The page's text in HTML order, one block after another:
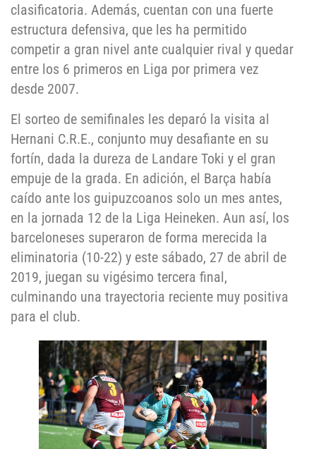
clasificatoria. Además, cuentan con una fuerte
estructura defensiva, que les ha permitido
competir a gran nivel ante cualquier rival y quedar
entre los 6 primeros en Liga por primera vez
desde 2007.
El sorteo de semifinales les deparó la visita al
Hernani C.R.E., conjunto muy desafiante en su
fortín, dada la dureza de Landare Toki y el gran
empuje de la grada. En adición, el Barça había
caído ante los guipuzcoanos solo un mes antes,
en la jornada 12 de la Liga Heineken. Aun así, los
barceloneses superaron de forma merecida la
eliminatoria (10-22) y este sábado, 27 de abril de
2019, juegan su vigésimo tercera final,
culminando una trayectoria reciente muy positiva
para el club.